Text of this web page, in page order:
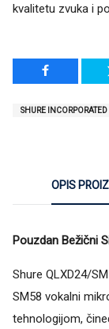
kvalitetu zvuka i
SHURE INCORPORATED
OPIS
Pouzdan Bežični
Shure QLXD24/
SM58 vokalni
tehnologijom,